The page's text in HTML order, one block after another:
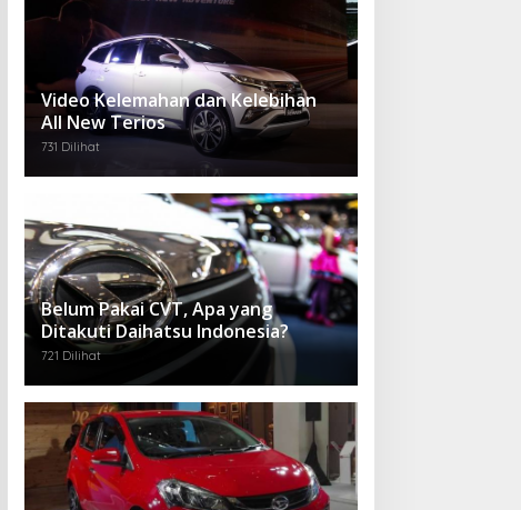
731 Dilihat
Belum Pakai CVT, Apa yang
Ditakuti Daihatsu Indonesia?
721 Dilihat
Daihatsu Santai Penjualan Sirion
Kalah Jauh dari Mobil LCGC
668 Dilihat